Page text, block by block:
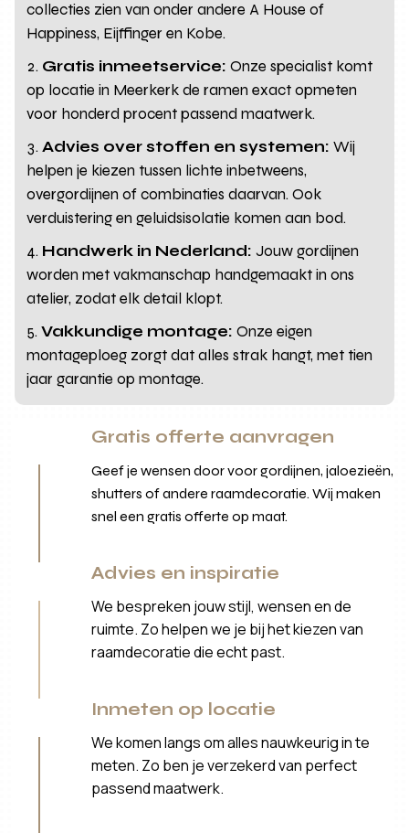
collecties zien van onder andere A House of
Happiness, Eijffinger en Kobe.
Gratis inmeetservice: Onze specialist komt
op locatie in Meerkerk de ramen exact opmeten
voor honderd procent passend maatwerk.
Advies over stoffen en systemen: Wij
helpen je kiezen tussen lichte inbetweens,
overgordijnen of combinaties daarvan. Ook
verduistering en geluidsisolatie komen aan bod.
Handwerk in Nederland: Jouw gordijnen
worden met vakmanschap handgemaakt in ons
atelier, zodat elk detail klopt.
Vakkundige montage: Onze eigen
montageploeg zorgt dat alles strak hangt, met tien
jaar garantie op montage.
Gratis offerte aanvragen
Geef je wensen door voor gordijnen, jaloezieën,
shutters of andere raamdecoratie. Wij maken
snel een gratis offerte op maat.
Advies en inspiratie
We bespreken jouw stijl, wensen en de
ruimte. Zo helpen we je bij het kiezen van
raamdecoratie die echt past.
Inmeten op locatie
We komen langs om alles nauwkeurig in te
meten. Zo ben je verzekerd van perfect
passend maatwerk.